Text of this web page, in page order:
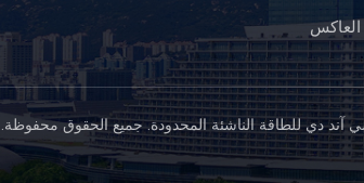
العاكس
آند دي للطاقة الناشئة المحدودة. جميع الحقوق محفوظة.